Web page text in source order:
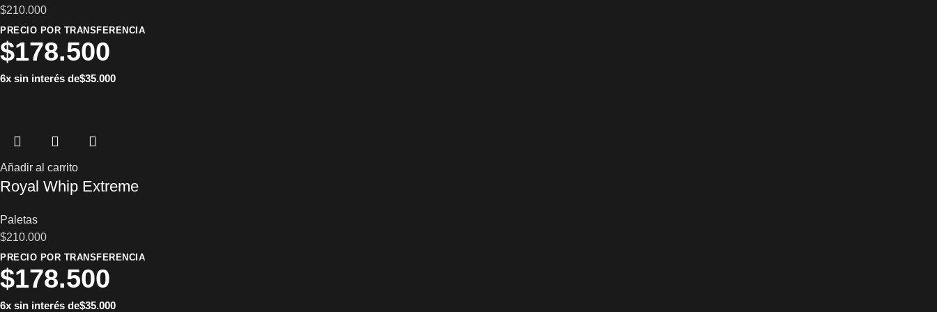
$210.000
PRECIO POR TRANSFERENCIA
$178.500
6x sin interés de$35.000
Añadir al carrito
Royal Whip Extreme
Paletas
$210.000
PRECIO POR TRANSFERENCIA
$178.500
6x sin interés de$35.000